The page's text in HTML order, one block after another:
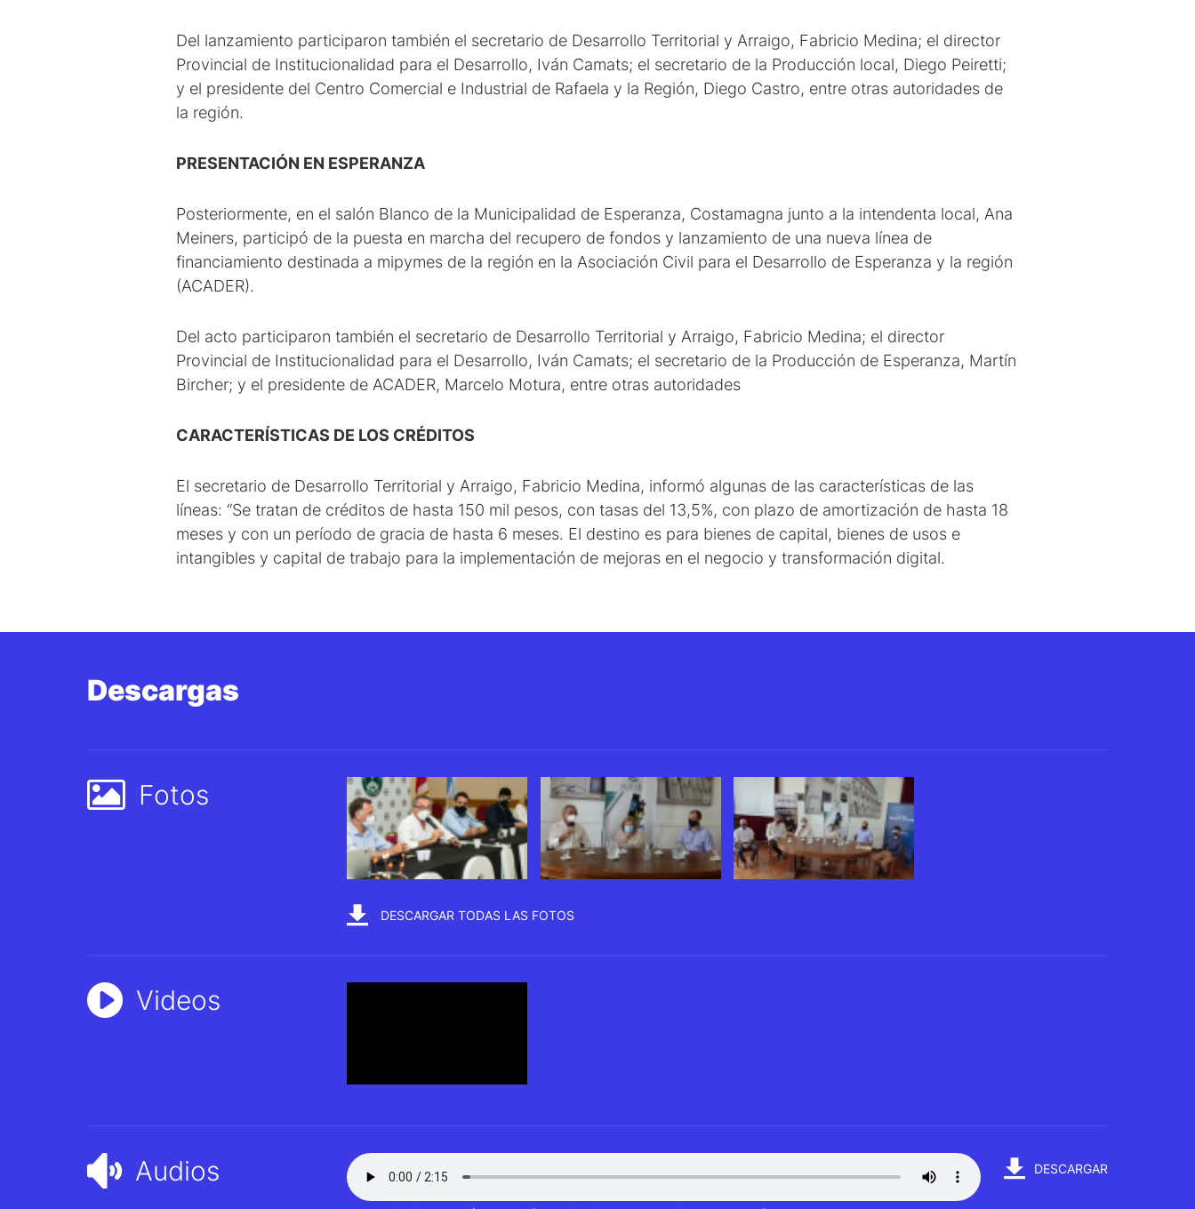
Del lanzamiento participaron también el secretario de Desarrollo Territorial y Arraigo, Fabricio Medina; el director
Provincial de Institucionalidad para el Desarrollo, Iván Camats; el secretario de la Producción local, Diego Peiretti;
y el presidente del Centro Comercial e Industrial de Rafaela y la Región, Diego Castro, entre otras autoridades de
la región.
PRESENTACIÓN EN ESPERANZA
Posteriormente, en el salón Blanco de la Municipalidad de Esperanza, Costamagna junto a la intendenta local, Ana
Meiners, participó de la puesta en marcha del recupero de fondos y lanzamiento de una nueva línea de
financiamiento destinada a mipymes de la región en la Asociación Civil para el Desarrollo de Esperanza y la región
(ACADER).
Del acto participaron también el secretario de Desarrollo Territorial y Arraigo, Fabricio Medina; el director
Provincial de Institucionalidad para el Desarrollo, Iván Camats; el secretario de la Producción de Esperanza, Martín
Bircher; y el presidente de ACADER, Marcelo Motura, entre otras autoridades
CARACTERÍSTICAS DE LOS CRÉDITOS
El secretario de Desarrollo Territorial y Arraigo, Fabricio Medina, informó algunas de las características de las
líneas: “Se tratan de créditos de hasta 150 mil pesos, con tasas del 13,5%, con plazo de amortización de hasta 18
meses y con un período de gracia de hasta 6 meses. El destino es para bienes de capital, bienes de usos e
intangibles y capital de trabajo para la implementación de mejoras en el negocio y transformación digital.
Descargas
Fotos
DESCARGAR TODAS LAS FOTOS
Videos
Audios DESCARGAR